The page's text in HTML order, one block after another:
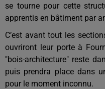
se tourne pour cette
apprentis en bâtiment par
C’est avant tout les
ouvriront leur porte à
"bois-architecture" reste
puis prendra place dans
pour le moment inconnu.